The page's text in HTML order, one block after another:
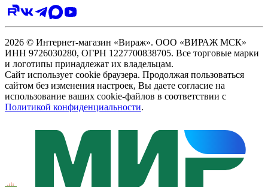
2026 © Интернет-магазин «Вираж». ООО «ВИРАЖ МСК»
ИНН 9726030280, ОГРН 1227700838705. Все торговые марки
и логотипы принадлежат их владельцам.
Сайт использует cookie браузера. Продолжая пользоваться
сайтом без изменения настроек, Вы даете согласие на
использование ваших cookie-файлов в соответствии с
Политикой конфиденциальности.